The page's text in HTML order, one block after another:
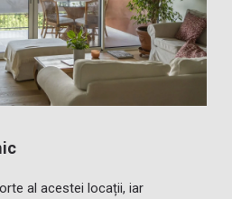
al acestei locații, iar